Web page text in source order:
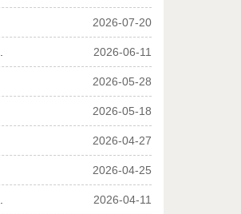
2026-07-20
2026-06-11
2026-05-28
2026-05-18
2026-04-27
2026-04-25
2026-04-11